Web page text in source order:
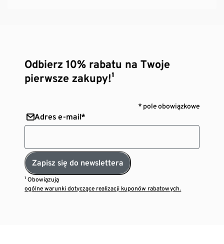
Odbierz 10% rabatu na Twoje
pierwsze zakupy!¹
* pole obowiązkowe
Adres e-mail*
Zapisz się do newslettera
¹ Obowiązują
ogólne warunki dotyczące realizacji kuponów rabatowych.